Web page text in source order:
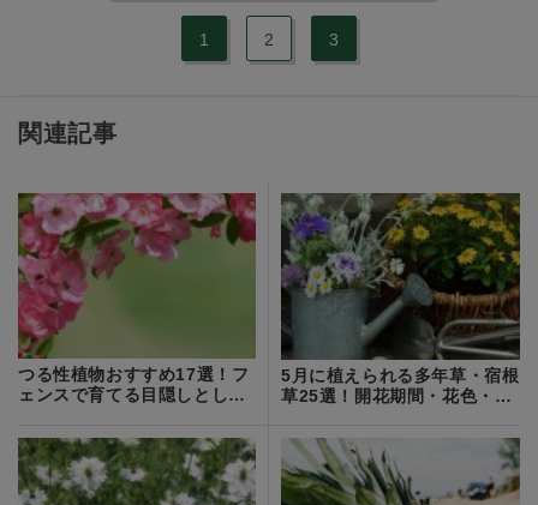
1 2 3
関連記事
つる性植物おすすめ17選！フ
ェンスで育てる目隠しとして
5月に植えられる多年草・宿根
草25選！開花期間・花色・草